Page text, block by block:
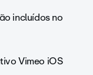
incluídos no
Vimeo iOS